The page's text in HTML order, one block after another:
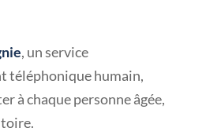
, un service
téléphonique humain,
à chaque personne âgée,